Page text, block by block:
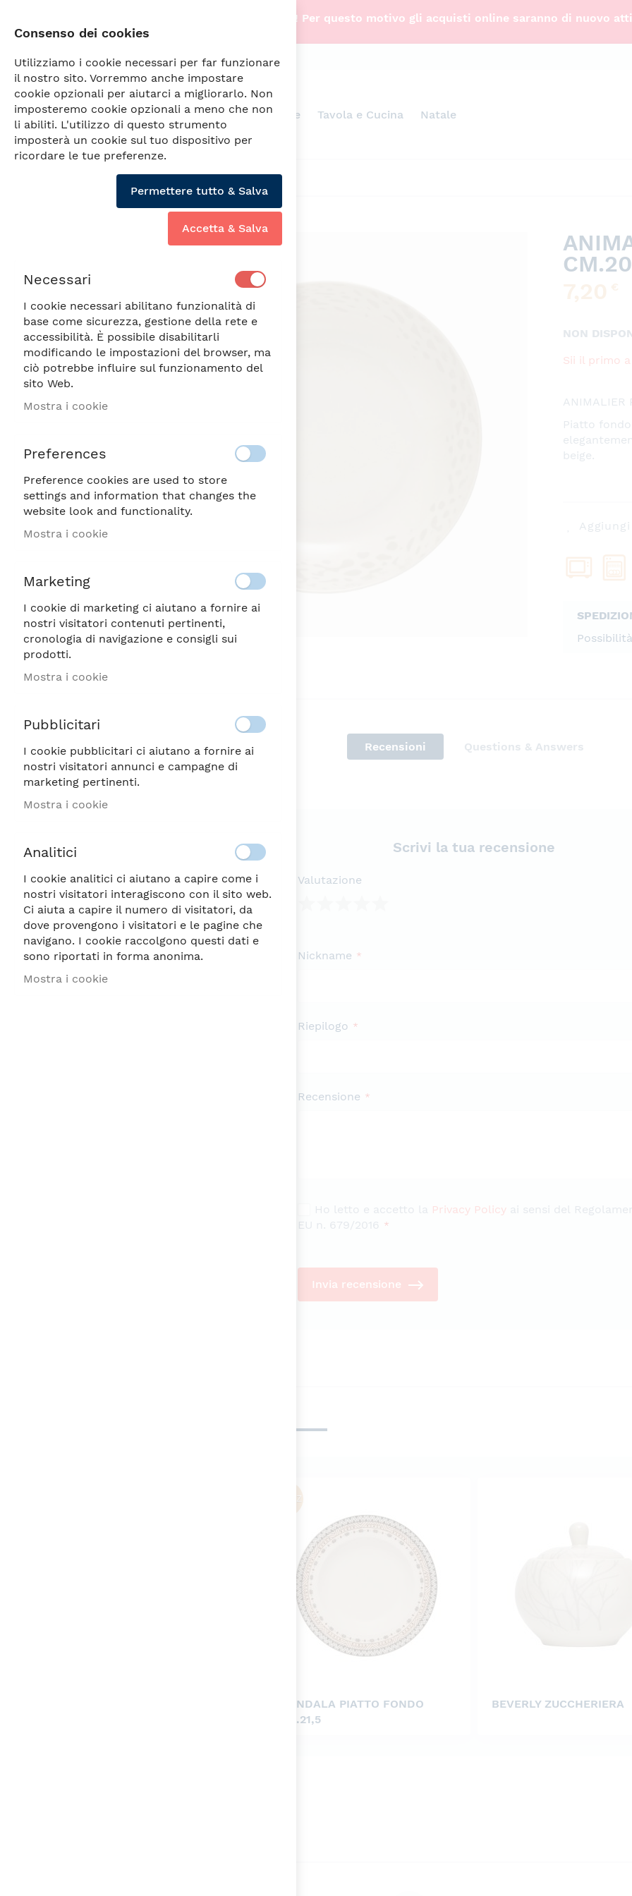
Stiamo traslocando nella nostra nuova sede! Per questo motivo gli acquisti online saranno di nuovo
info@fade.sm SPEDIZIONI SEMPRE GRATUITE
Arredamento Illuminazione Tavola e Cucina Natale
ANIMALIER PIATTO FONDO CM.20
CM.20
NON
Sii il primo
ANIMALIER
Piatto
beige.
della
galleria
di
immagini
Vai
all'inizio
della
immagini
Recensioni
Scrivi la tua recensione
Valutazione
Nickname
Riepilogo
Recensione
Ho letto e accetto la Privacy Policyai sensi del
EU n. 679/2016
Invia recensione
Questions & Answers
Min6PZ
MANDALA PIATTO FONDO
CM.21,5
BEVERLY ZUCCHERIERA
Consenso dei cookies
Utilizziamo i cookie necessari per far funzionare
il nostro sito. Vorremmo anche impostare
cookie opzionali per aiutarci a migliorarlo. Non
imposteremo cookie opzionali a meno che non
li abiliti. L'utilizzo di questo strumento
imposterà un cookie sul tuo dispositivo per
ricordare le tue preferenze.
Permettere tutto & Salva
Accetta & Salva
Necessari
I cookie necessari abilitano funzionalità di
base come sicurezza, gestione della rete e
accessibilità. È possibile disabilitarli
modificando le impostazioni del browser, ma
ciò potrebbe influire sul funzionamento del
sito Web.
Mostra i cookie
Preferences
Preference cookies are used to store
settings and information that changes the
website look and functionality.
Mostra i cookie
Marketing
I cookie di marketing ci aiutano a fornire ai
nostri visitatori contenuti pertinenti,
cronologia di navigazione e consigli sui
prodotti.
Mostra i cookie
Pubblicitari
I cookie pubblicitari ci aiutano a fornire ai
nostri visitatori annunci e campagne di
marketing pertinenti.
Mostra i cookie
Analitici
I cookie analitici ci aiutano a capire come i
nostri visitatori interagiscono con il sito web.
Ci aiuta a capire il numero di visitatori, da
dove provengono i visitatori e le pagine che
navigano. I cookie raccolgono questi dati e
sono riportati in forma anonima.
Mostra i cookie